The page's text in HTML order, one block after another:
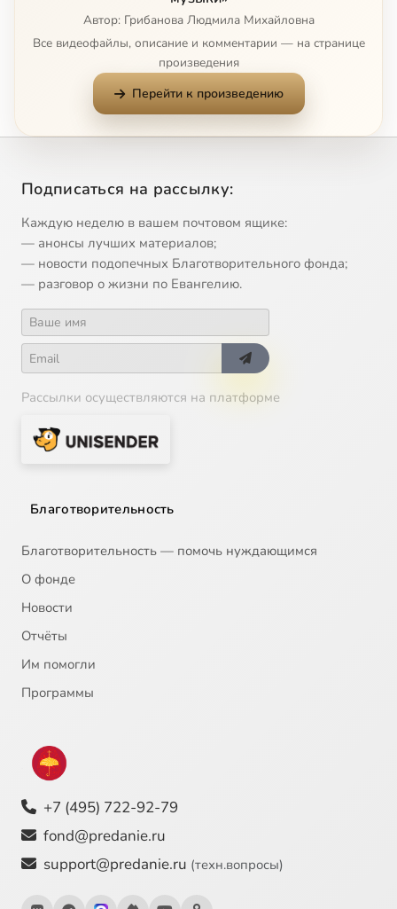
Музыка Древней Греции
Музыка индуизма
13 Музыка буддизма
14 Китай
15 Музыка Китая
16 Иудаизм
18 Музыка иудаизма
21
23 Музыка христианской Африки
25
26 Музыка в исламе
Автор: Грибанова Людмила Михайловна
Все видеофайлы, описание и комментарии — на странице
произведения
Перейти к произведению
Подписаться на рассылку:
Каждую неделю в вашем почтовом ящике:
— анонсы лучших материалов;
— новости подопечных Благотворительного фонда;
— разговор о жизни по Евангелию.
Рассылки осуществляются на платформе
Благотворительность
Благотворительность — помочь нуждающимся
О фонде
Новости
Отчёты
Им помогли
Программы
+7 (495) 722-92-79
fond@predanie.ru
support@predanie.ru (техн.вопросы)